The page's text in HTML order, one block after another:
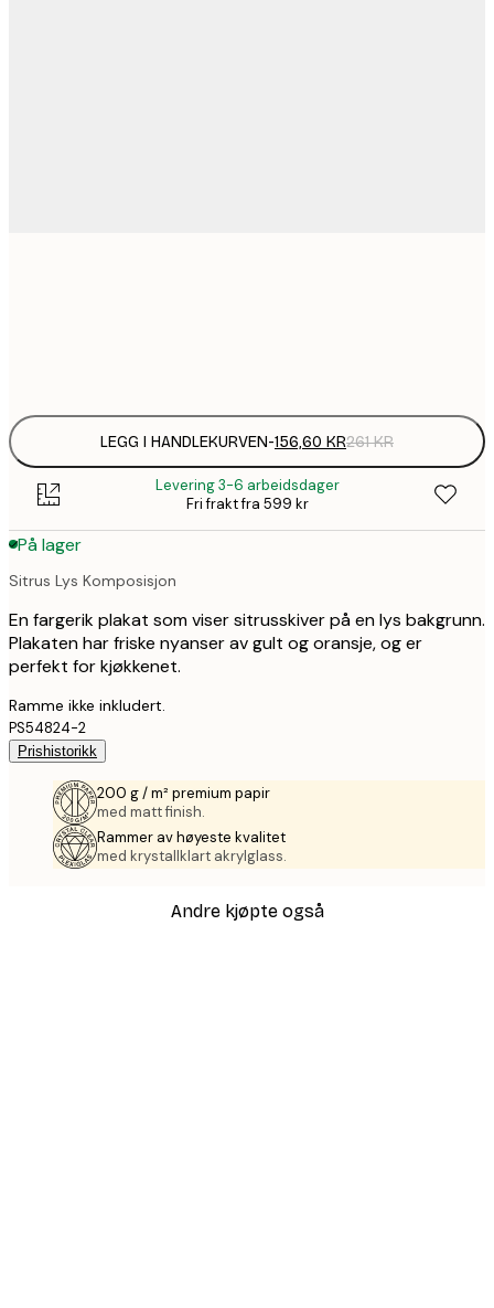
LEGG I HANDLEKURVEN-156,60 KR261 KR
Levering 3-6 arbeidsdager
Fri frakt fra 599 kr
På lager
Sitrus Lys Komposisjon
En fargerik plakat som viser sitrusskiver på en lys bakgrunn.
Plakaten har friske nyanser av gult og oransje, og er
perfekt for kjøkkenet.
Ramme ikke inkludert.
PS54824-2
Prishistorikk
200 g / m² premium papir
med matt finish.
Rammer av høyeste kvalitet
med krystallklart akrylglass.
Andre kjøpte også